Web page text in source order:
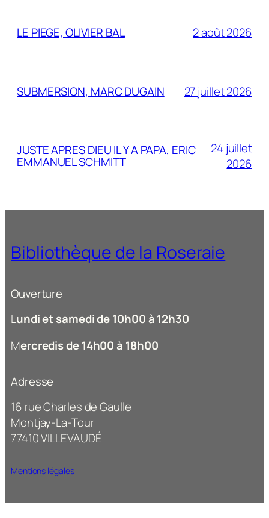
LE PIEGE, OLIVIER BAL 2 août 2026
SUBMERSION, MARC DUGAIN 27 juillet 2026
JUSTE APRES DIEU IL Y A PAPA, ERIC
EMMANUEL SCHMITT
24 juillet
2026
Bibliothèque de la Roseraie
Ouverture
Lundi et samedi de 10h00 à 12h30
Mercredis de 14h00 à 18h00
Adresse
16 rue Charles de Gaulle
Montjay-La-Tour
77410 VILLEVAUDÉ
Mentions légales